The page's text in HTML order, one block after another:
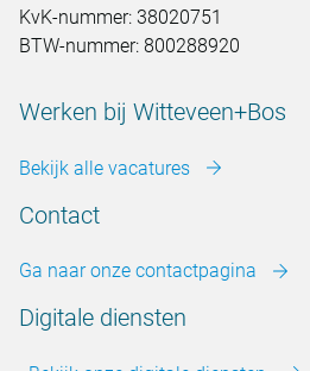
KvK-nummer: 38020751
BTW-nummer: 800288920
Werken bij Witteveen+Bos
Bekijk alle vacatures
Contact
Ga naar onze contactpagina
Digitale diensten